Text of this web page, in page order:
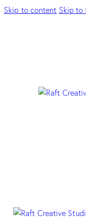
Skip to content Skip to